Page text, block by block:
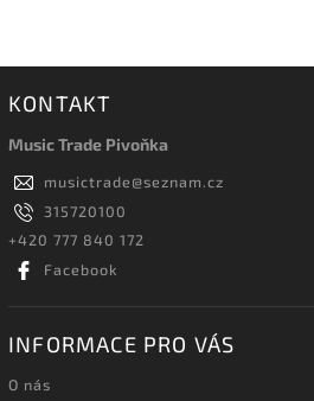
KONTAKT
Music Trade Pivoňka
musictrade@seznam.cz
315720100
+420 777 840 172
Facebook
INFORMACE PRO VÁS
O nás